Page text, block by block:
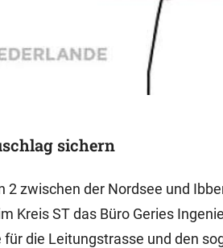
sichern
2 zwischen der Nordsee und
Kreis ST das Büro Geries
die Leitungstrasse und den